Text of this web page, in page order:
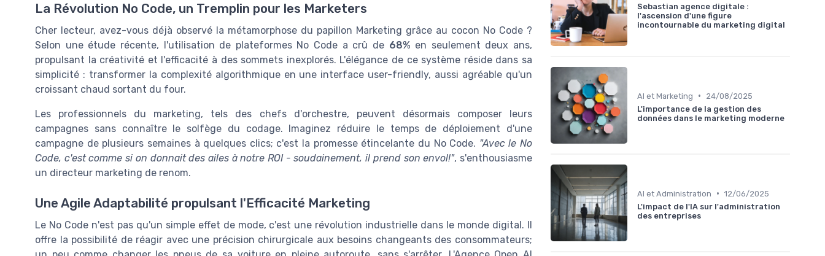
La Révolution No Code, un Tremplin pour les Marketers
Cher lecteur, avez-vous déjà observé la métamorphose du papillon Marketing grâce au cocon No Code ?
Selon une étude récente, l'utilisation de plateformes No Code a crû de 68% en seulement deux ans,
propulsant la créativité et l'efficacité à des sommets inexplorés. L'élégance de ce système réside dans sa
simplicité : transformer la complexité algorithmique en une interface user-friendly, aussi agréable qu'un
croissant chaud sortant du four.
Les professionnels du marketing, tels des chefs d'orchestre, peuvent désormais composer leurs
campagnes sans connaître le solfège du codage. Imaginez réduire le temps de déploiement d'une
campagne de plusieurs semaines à quelques clics; c'est la promesse étincelante du No Code. "Avec le No
Code, c'est comme si on donnait des ailes à notre ROI - soudainement, il prend son envol!", s'enthousiasme
un directeur marketing de renom.
Une Agile Adaptabilité propulsant l'Efficacité Marketing
Le No Code n'est pas qu'un simple effet de mode, c'est une révolution industrielle dans le monde digital. Il
offre la possibilité de réagir avec une précision chirurgicale aux besoins changeants des consommateurs;
Sebastian agence digitale :
l'ascension d'une figure
incontournable du marketing digital
AI et Marketing •
24/08/2025
L'importance de la gestion des
données dans le marketing moderne
AI et Administration • 12/06/2025
L'impact de l'IA sur l'administration
des entreprises